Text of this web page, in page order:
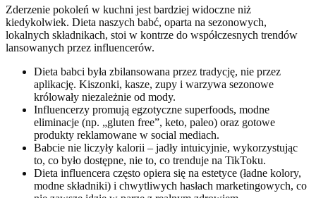
Zderzenie pokoleń w kuchni jest bardziej widoczne niż
kiedykolwiek. Dieta naszych babć, oparta na sezonowych,
lokalnych składnikach, stoi w kontrze do współczesnych trendów
lansowanych przez influencerów.
Dieta babci była zbilansowana przez tradycję, nie przez
aplikację. Kiszonki, kasze, zupy i warzywa sezonowe
królowały niezależnie od mody.
Influencerzy promują egzotyczne superfoods, modne
eliminacje (np. „gluten free”, keto, paleo) oraz gotowe
produkty reklamowane w social mediach.
Babcie nie liczyły kalorii – jadły intuicyjnie, wykorzystując
to, co było dostępne, nie to, co trenduje na TikToku.
Dieta influencera często opiera się na estetyce (ładne kolory,
modne składniki) i chwytliwych hasłach marketingowych, co